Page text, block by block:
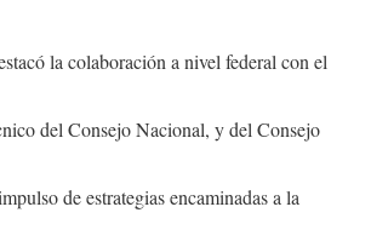
la colaboración a nivel federal con el
del Consejo Nacional, y del Consejo
de estrategias encaminadas a la